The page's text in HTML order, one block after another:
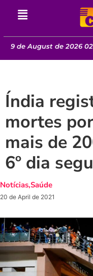
9 de August de 2026
Índia
mortes
mais de
6º dia
Notícias,Saúde
20 de April de 2021